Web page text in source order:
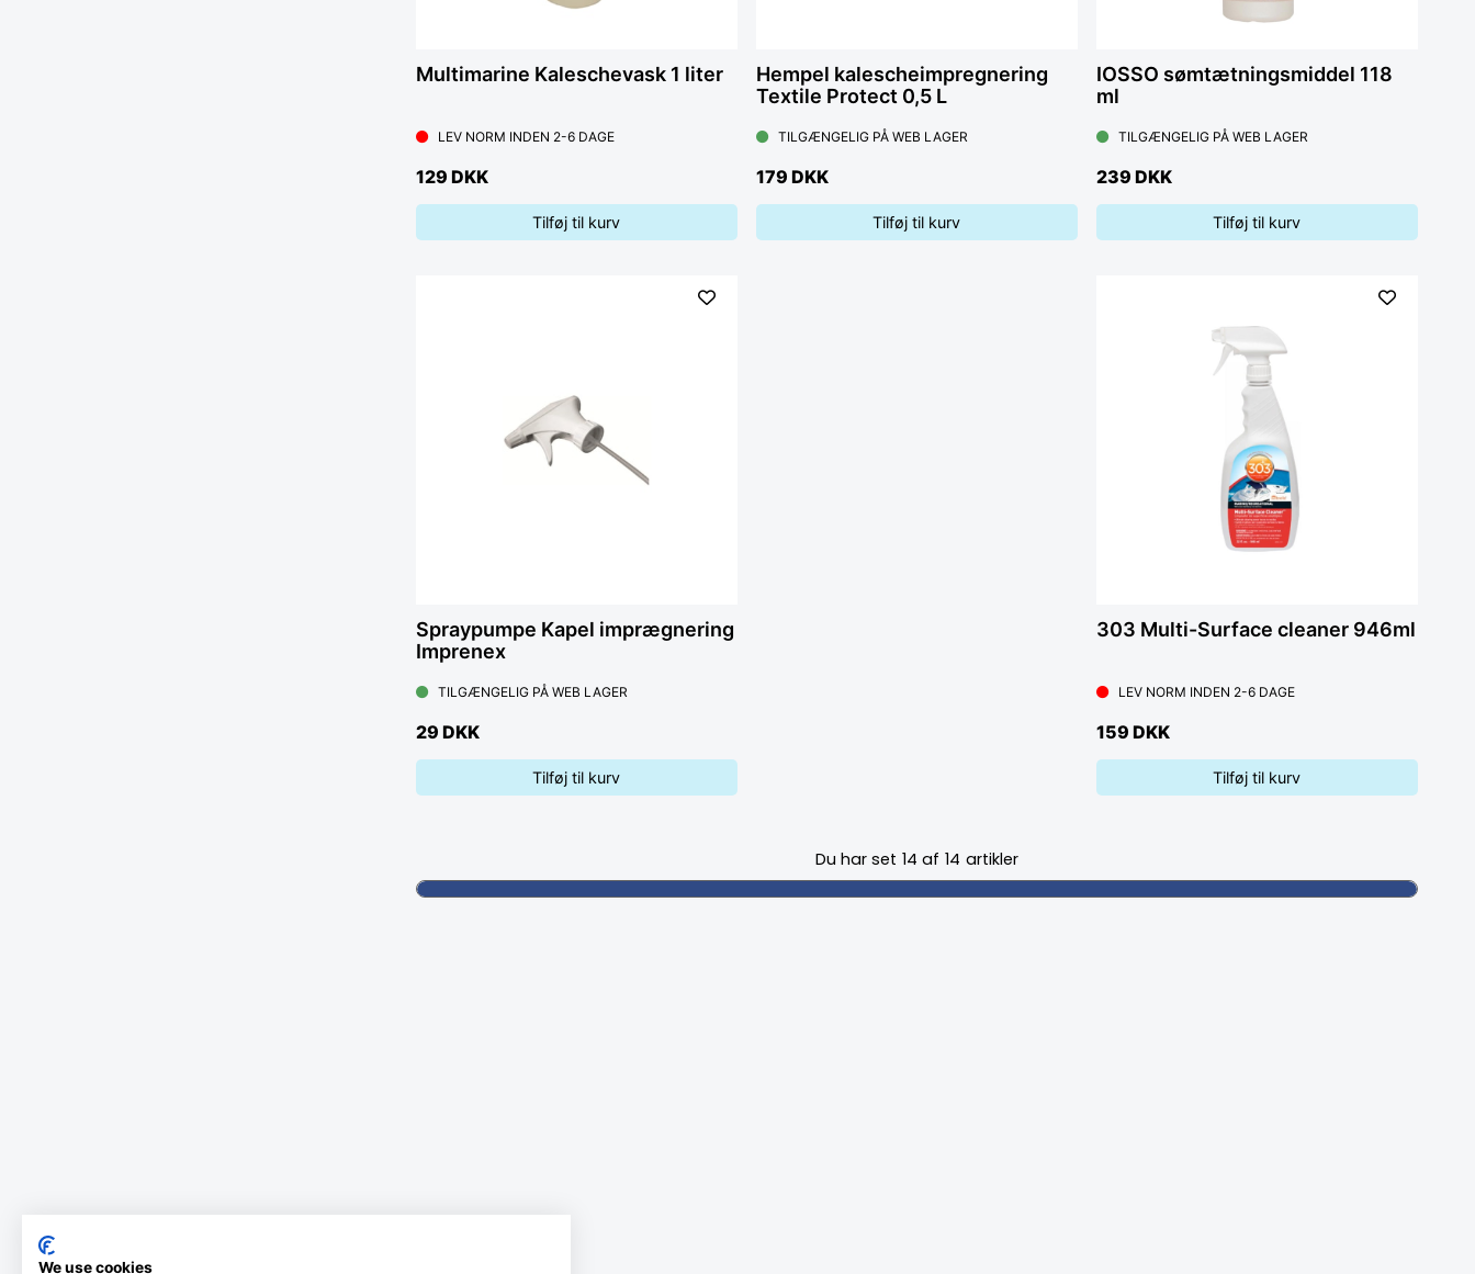
Multimarine Kaleschevask 1 liter
LEV NORM INDEN 2-6 DAGE
129 DKK
Tilføj til kurv
Hempel kalescheimpregnering
Textile Protect 0,5 L
TILGÆNGELIG PÅ WEB LAGER
179 DKK
Tilføj til kurv
IOSSO sømtætningsmiddel 118
ml
TILGÆNGELIG PÅ WEB LAGER
239 DKK
Tilføj til kurv
Spraypumpe Kapel imprægnering
Imprenex
TILGÆNGELIG PÅ WEB LAGER
29 DKK
Tilføj til kurv
303 Multi-Surface cleaner 946ml
LEV NORM INDEN 2-6 DAGE
159 DKK
Tilføj til kurv
Du har set 14 af 14 artikler
We use cookies